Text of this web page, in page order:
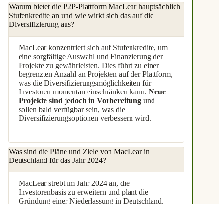
Warum bietet die P2P-Plattform MacLear hauptsächlich
Stufenkredite an und wie wirkt sich das auf die
Diversifizierung aus?
MacLear konzentriert sich auf Stufenkredite, um
eine sorgfältige Auswahl und Finanzierung der
Projekte zu gewährleisten. Dies führt zu einer
begrenzten Anzahl an Projekten auf der Plattform,
was die Diversifizierungsmöglichkeiten für
Investoren momentan einschränken kann. Neue
Projekte sind jedoch in Vorbereitung und
sollen bald verfügbar sein, was die
Diversifizierungsoptionen verbessern wird.
Was sind die Pläne und Ziele von MacLear in
Deutschland für das Jahr 2024?
MacLear strebt im Jahr 2024 an, die
Investorenbasis zu erweitern und plant die
Gründung einer Niederlassung in Deutschland.